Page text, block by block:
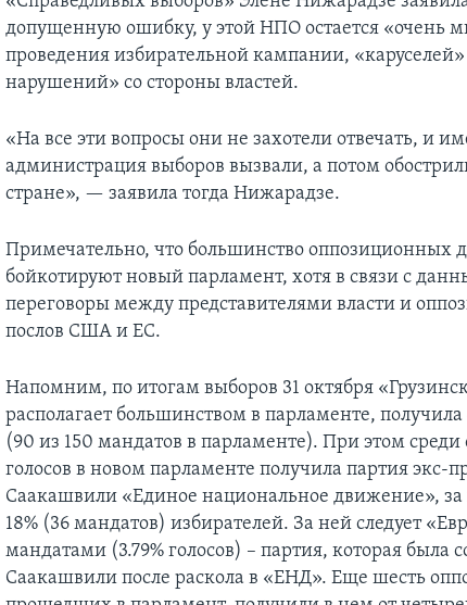
допущенную ошибку, у этой НПО остается «очень
проведения избирательной кампании,
нарушений» со стороны властей.
«На все эти вопросы они не захотели отвечать, и
администрация выборов вызвали, а потом
стране», — заявила тогда Нижарадзе.
Примечательно, что большинство оппозиционных
бойкотируют новый парламент, хотя в связи с
переговоры между представителями власти и
послов США и ЕС.
Напомним, по итогам выборов 31 октября
располагает большинством в парламенте, получила
(90 из 150 мандатов в парламенте). При этом
голосов в новом парламенте получила партия экс-
Саакашвили «Единое национальное движение», за
18% (36 мандатов) избирателей. За ней следует
мандатами (3.79% голосов) – партия, которая была
Саакашвили после раскола в «ЕНД». Еще шесть